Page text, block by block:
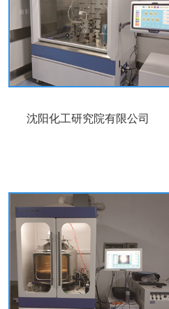
沈阳化工研究院有限公司